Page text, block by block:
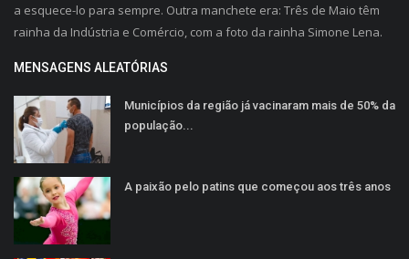
a esquece-lo para sempre. Outra manchete era: Três de Maio têm
rainha da Indústria e Comércio, com a foto da rainha Simone Lena.
MENSAGENS ALEATÓRIAS
Municípios da região já vacinaram mais de 50% da
população...
A paixão pelo patins que começou aos três anos